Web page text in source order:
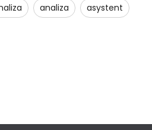
analiza asystent